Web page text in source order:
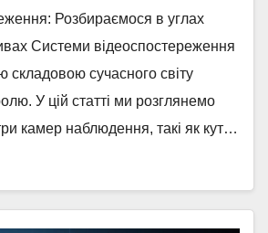
Розбираємося в углах
Системи відеоспостереження
складовою сучасного світу
У цій статті ми розглянемо
камер наблюдення, такі як кут…